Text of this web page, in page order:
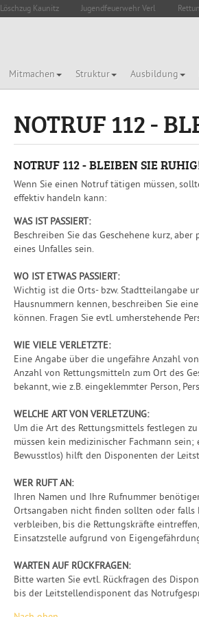
Löschzug Kaunitz Jugendfeuerwehr Verl
Mitmachen Struktur Ausbildung
NOTRUF 112 -
NOTRUF 112 - BLEIBEN SIE
Wenn Sie einen Notruf tätigen müssen,
effektiv handeln kann:
WAS IST PASSIERT:
Beschreiben Sie das Geschehene kurz,
eines Unfalles sein.
WO IST ETWAS PASSIERT:
Wichtig ist die Orts- bzw. Stadtteilangabe
Hausnummern kennen, beschreiben Sie
können. Fragen Sie evtl. umherstehende
WIE VIELE VERLETZTE:
Eine Angabe über die ungefähre Anzahl
Anzahl von Rettungsmitteln zum Ort des
bekannt, wie z.B. eingeklemmter Person,
WELCHE ART VON VERLETZUNG:
Um die Art des Rettungsmittels festlegen
müssen kein medizinischer Fachmann
Bewusstlos) hilft den Disponenten der
WER RUFT AN:
Ihren Namen und Ihre Rufnummer
Ortsangaben nicht finden sollten oder falls
verbleiben, bis die Rettungskräfte
Einsatzstelle aufgrund von
WARTEN AUF RÜCKFRAGEN:
Bitte warten Sie evtl. Rückfragen des
bis der Leitstellendisponent das